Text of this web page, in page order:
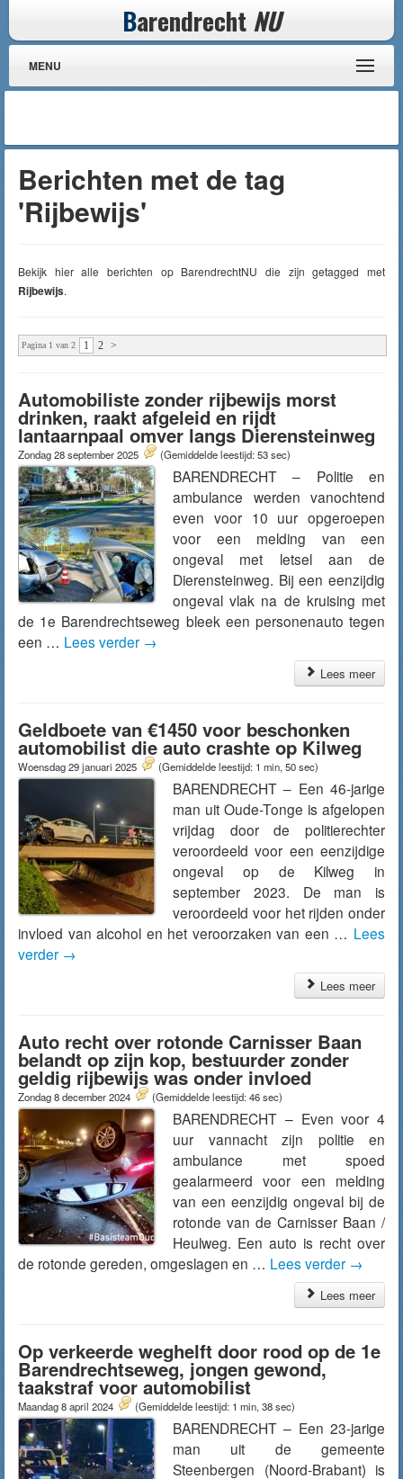
Barendrecht NU
MENU
Berichten met de tag
'Rijbewijs'
Bekijk hier alle berichten op BarendrechtNU die zijn getagged met
Rijbewijs.
Pagina 1 van 2 1 2 >
Automobiliste zonder rijbewijs morst
drinken, raakt afgeleid en rijdt
lantaarnpaal omver langs Dierensteinweg
Zondag 28 september 2025 (Gemiddelde leestijd: 53 sec)
BARENDRECHT – Politie en
ambulance werden vanochtend
even voor 10 uur opgeroepen
voor een melding van een
ongeval met letsel aan de
Dierensteinweg. Bij een eenzijdig
ongeval vlak na de kruising met
de 1e Barendrechtseweg bleek een personenauto tegen
een … Lees verder →
Lees meer
Geldboete van €1450 voor beschonken
automobilist die auto crashte op Kilweg
Woensdag 29 januari 2025 (Gemiddelde leestijd: 1 min, 50 sec)
BARENDRECHT – Een 46-jarige
man uit Oude-Tonge is afgelopen
vrijdag door de politierechter
veroordeeld voor een eenzijdige
ongeval op de Kilweg in
september 2023. De man is
veroordeeld voor het rijden onder
invloed van alcohol en het veroorzaken van een … Lees
verder →
Lees meer
Auto recht over rotonde Carnisser Baan
belandt op zijn kop, bestuurder zonder
geldig rijbewijs was onder invloed
Zondag 8 december 2024 (Gemiddelde leestijd: 46 sec)
BARENDRECHT – Even voor 4
uur vannacht zijn politie en
ambulance met spoed
gealarmeerd voor een melding
van een eenzijdig ongeval bij de
rotonde van de Carnisser Baan /
Heulweg. Een auto is recht over
de rotonde gereden, omgeslagen en … Lees verder →
Lees meer
Op verkeerde weghelft door rood op de 1e
Barendrechtseweg, jongen gewond,
taakstraf voor automobilist
Maandag 8 april 2024 (Gemiddelde leestijd: 1 min, 38 sec)
BARENDRECHT – Een 23-jarige
man uit de gemeente
Steenbergen (Noord-Brabant) is